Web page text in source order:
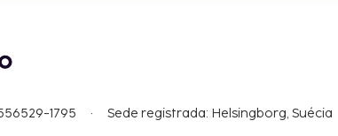
1795 Sede registrada: Helsingborg, Suécia